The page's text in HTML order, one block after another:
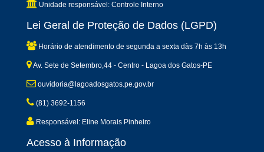
Unidade responsável: Controle Interno
Lei Geral de Proteção de Dados (LGPD)
Horário de atendimento de segunda a sexta dàs 7h às 13h
Av. Sete de Setembro,44 - Centro - Lagoa dos Gatos-PE
ouvidoria@lagoadosgatos.pe.gov.br
(81) 3692-1156
Responsável: Eline Morais Pinheiro
Acesso à Informação